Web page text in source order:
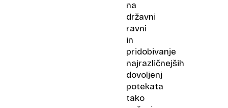
na
državni
ravni
in
pridobivanje
najrazličnejših
dovoljenj
potekata
tako